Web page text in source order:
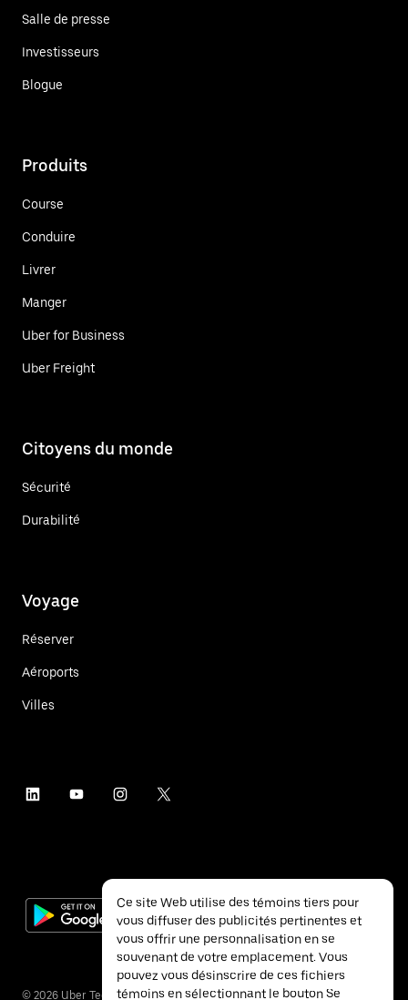
Salle de presse
Investisseurs
Blogue
Produits
Course
Conduire
Livrer
Manger
Uber for Business
Uber Freight
Citoyens du monde
Sécurité
Durabilité
Voyage
Réserver
Aéroports
Villes
© 2026 Uber Technologies inc.
Ce site Web utilise des témoins tiers pour
vous diffuser des publicités pertinentes et
vous offrir une personnalisation en se
souvenant de votre emplacement. Vous
pouvez vous désinscrire de ces fichiers
témoins en sélectionnant le bouton Se